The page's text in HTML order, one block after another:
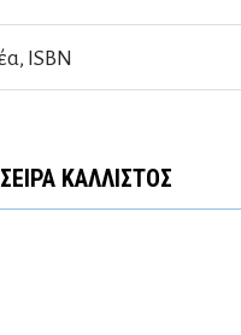
ΣΕΙΡΆ ΚΆΛΛΙΣΤΟΣ